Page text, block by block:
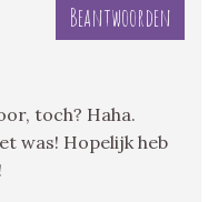
Beantwoorden
toch? Haha.
was! Hopelijk heb